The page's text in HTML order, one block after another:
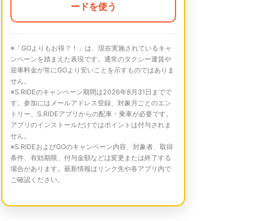
ードを使う
※「GOよりもお得？！」は、現在実施されているキャ
ンペーンを踏まえた表現です。通常のタクシー運賃や
迎車料金が常にGOより安いことを示すものではありま
せん。
※S.RIDEのキャンペーン期間は2026年8月31日までで
す。参加にはメールアドレス登録、対象月ごとのエン
トリー、S.RIDEアプリからの配車・乗車が必要です。
アプリのインストールだけではポイントは付与されま
せん。
※S.RIDEおよびGOのキャンペーン内容、対象者、取得
条件、有効期限、付与金額などは変更または終了する
場合があります。最新情報はリンク先や各アプリ内で
ご確認ください。